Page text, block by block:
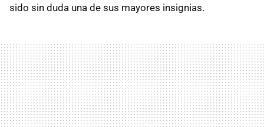
sido sin duda una de sus mayores insignias.